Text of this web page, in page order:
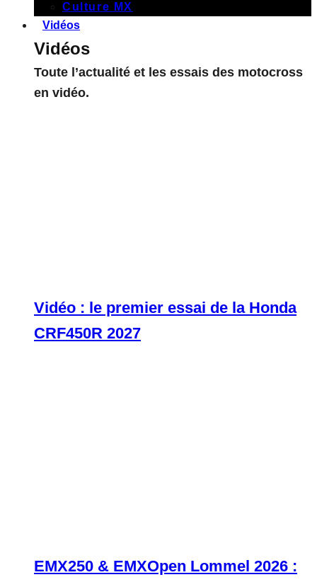
Culture MX
Vidéos
Vidéos
Toute l’actualité et les essais des motocross
en vidéo.
Vidéo : le premier essai de la Honda
CRF450R 2027
EMX250 & EMXOpen Lommel 2026 :